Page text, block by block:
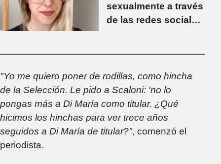
sexualmente a través
de las redes sociales:
"Yo me quiero poner de rodillas, como hincha
de la Selección. Le pido a Scaloni: 'no lo
pongas más a Di María como titular. ¿Qué
hicimos los hinchas para ver trece años
seguidos a Di María de titular?", comenzó el
periodista.